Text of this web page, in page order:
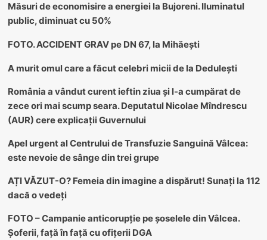
Măsuri de economisire a energiei la Bujoreni. Iluminatul
public, diminuat cu 50%
FOTO. ACCIDENT GRAV pe DN 67, la Mihăești
A murit omul care a făcut celebri micii de la Dedulești
România a vândut curent ieftin ziua și l-a cumpărat de
zece ori mai scump seara. Deputatul Nicolae Mîndrescu
(AUR) cere explicații Guvernului
Apel urgent al Centrului de Transfuzie Sanguină Vâlcea:
este nevoie de sânge din trei grupe
AȚI VĂZUT-O? Femeia din imagine a dispărut! Sunați la 112
dacă o vedeți
FOTO – Campanie anticorupție pe șoselele din Vâlcea.
Șoferii, față în față cu ofițerii DGA